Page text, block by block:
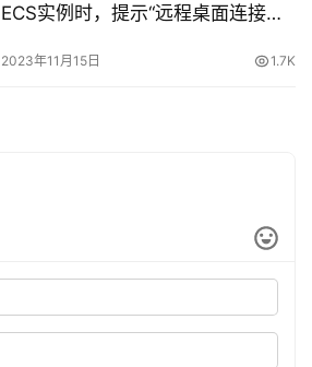
ECS实例时，提示“远程桌面连接已
2023年11月15日 1.7K